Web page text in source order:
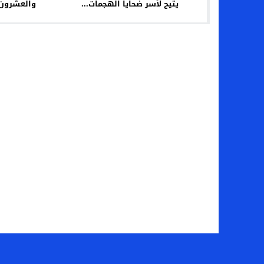
يتيح لأسر ضحايا الهجمات...